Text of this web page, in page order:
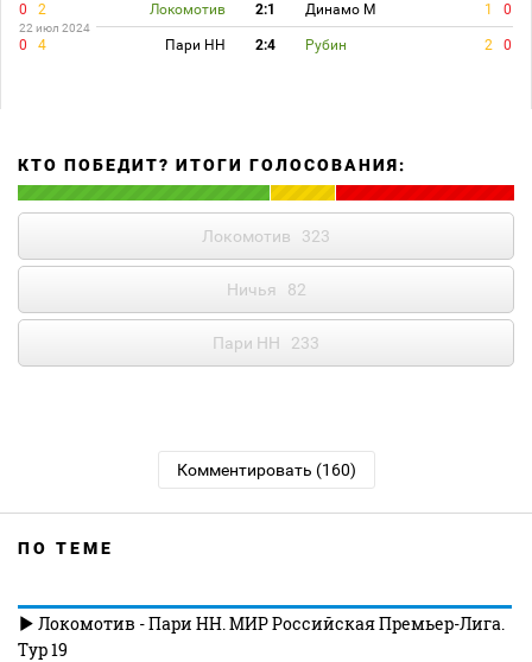
0 2 Локомотив 2:1 Динамо М 1 0
22 июл 2024
0 4 Пари НН 2:4 Рубин 2 0
КТО ПОБЕДИТ? ИТОГИ ГОЛОСОВАНИЯ:
Локомотив 323
Ничья 82
Пари НН 233
Комментировать (160)
ПО ТЕМЕ
Локомотив - Пари НН. МИР Российская Премьер-Лига.
Тур 19